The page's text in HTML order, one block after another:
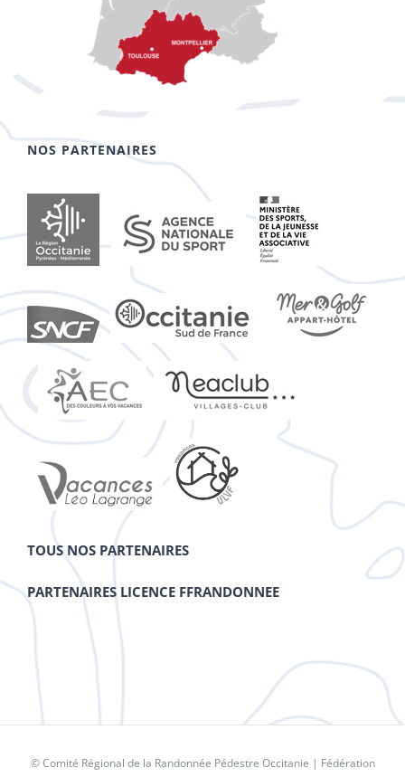
NOS PARTENAIRES
TOUS NOS PARTENAIRES
PARTENAIRES LICENCE FFRANDONNEE
© Comité Régional de la Randonnée Pédestre Occitanie | Fédération